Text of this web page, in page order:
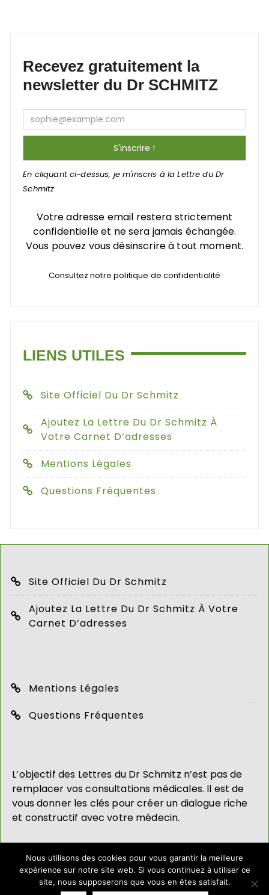
Recevez gratuitement la
newsletter du Dr SCHMITZ
En cliquant ci-dessus, je m'inscris à la Lettre du Dr
Schmitz
Votre adresse email restera strictement
confidentielle et ne sera jamais échangée.
Vous pouvez vous désinscrire à tout moment.
Consultez notre politique de confidentialité
LIENS UTILES
Site Officiel Du Dr Schmitz
Ajoutez La Lettre Du Dr Schmitz À
Votre Carnet D’adresses
Mentions Légales
Questions Fréquentes
Site Officiel Du Dr Schmitz
Ajoutez La Lettre Du Dr Schmitz À Votre
Carnet D’adresses
Mentions Légales
Questions Fréquentes
L’objectif des Lettres du Dr Schmitz n’est pas de
remplacer vos consultations médicales. Il est de
vous donner les clés pour créer un dialogue riche
et constructif avec votre médecin.
Nous utilisons des cookies pour vous garantir la meilleure
expérience sur notre site web. Si vous continuez à utiliser ce
site, nous supposerons que vous en êtes satisfait.